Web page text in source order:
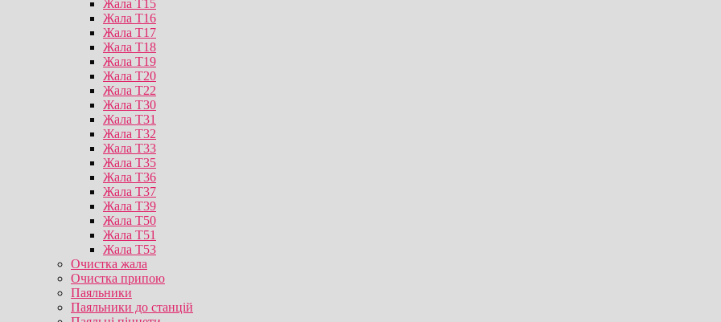
Жала T15
Жала T16
Жала T17
Жала T18
Жала T19
Жала T20
Жала T22
Жала T30
Жала T31
Жала T32
Жала T33
Жала T35
Жала T36
Жала T37
Жала T39
Жала T50
Жала T51
Жала T53
Очистка жала
Очистка припою
Паяльники
Паяльники до станцій